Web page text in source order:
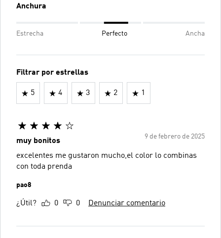
Anchura
Estrecha Perfecto Ancha
Filtrar por estrellas
5 4 3 2 1
9 de febrero de 2025
muy bonitos
excelentes me gustaron mucho,el color lo combinas
con toda prenda
pao8
¿Útil? 0 0 Denunciar comentario